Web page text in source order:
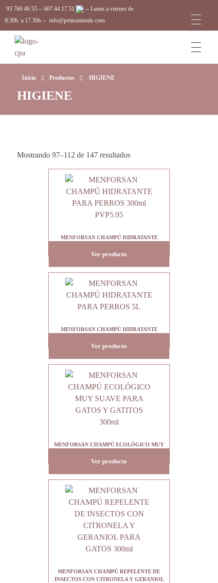
93 760 46 55 -- 607 44 17 51
-- Lunes a viernes de
8:30h. a 17.30h -- info@petitsanimals.com
Complements Petits Animals, S.L.
Inicio Productos HIGIENE
HIGIENE
Mostrando 97–112 de 147 resultados
MENFORSAN CHAMPÚ HIDRATANTE
Ver producto
MENFORSAN CHAMPÚ HIDRATANTE
Ver producto
MENFORSAN CHAMPÚ ECOLÓGICO MUY
Ver producto
MENFORSAN CHAMPÚ REPELENTE DE
INSECTOS CON CITRONELA Y GERANIOL